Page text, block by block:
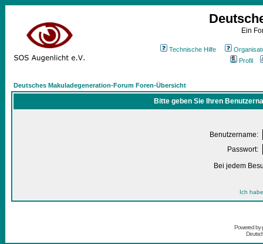
Ein
Technische Hilfe
Profil
Deutsches Makuladegeneration-Forum Foren-Übersicht
Bitte geben Sie Ihren
Benutzername:
Passwort:
Bei jedem
Ich
Powered by